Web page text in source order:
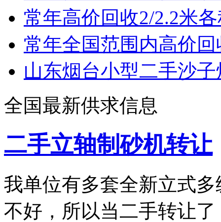
常年高价回收2/2.2米
常年全国范围内高价
山东烟台小型二手沙
全国最新供求信息
二手立轴制砂机转让
我单位有多套全新立式
不好，所以当二手转让